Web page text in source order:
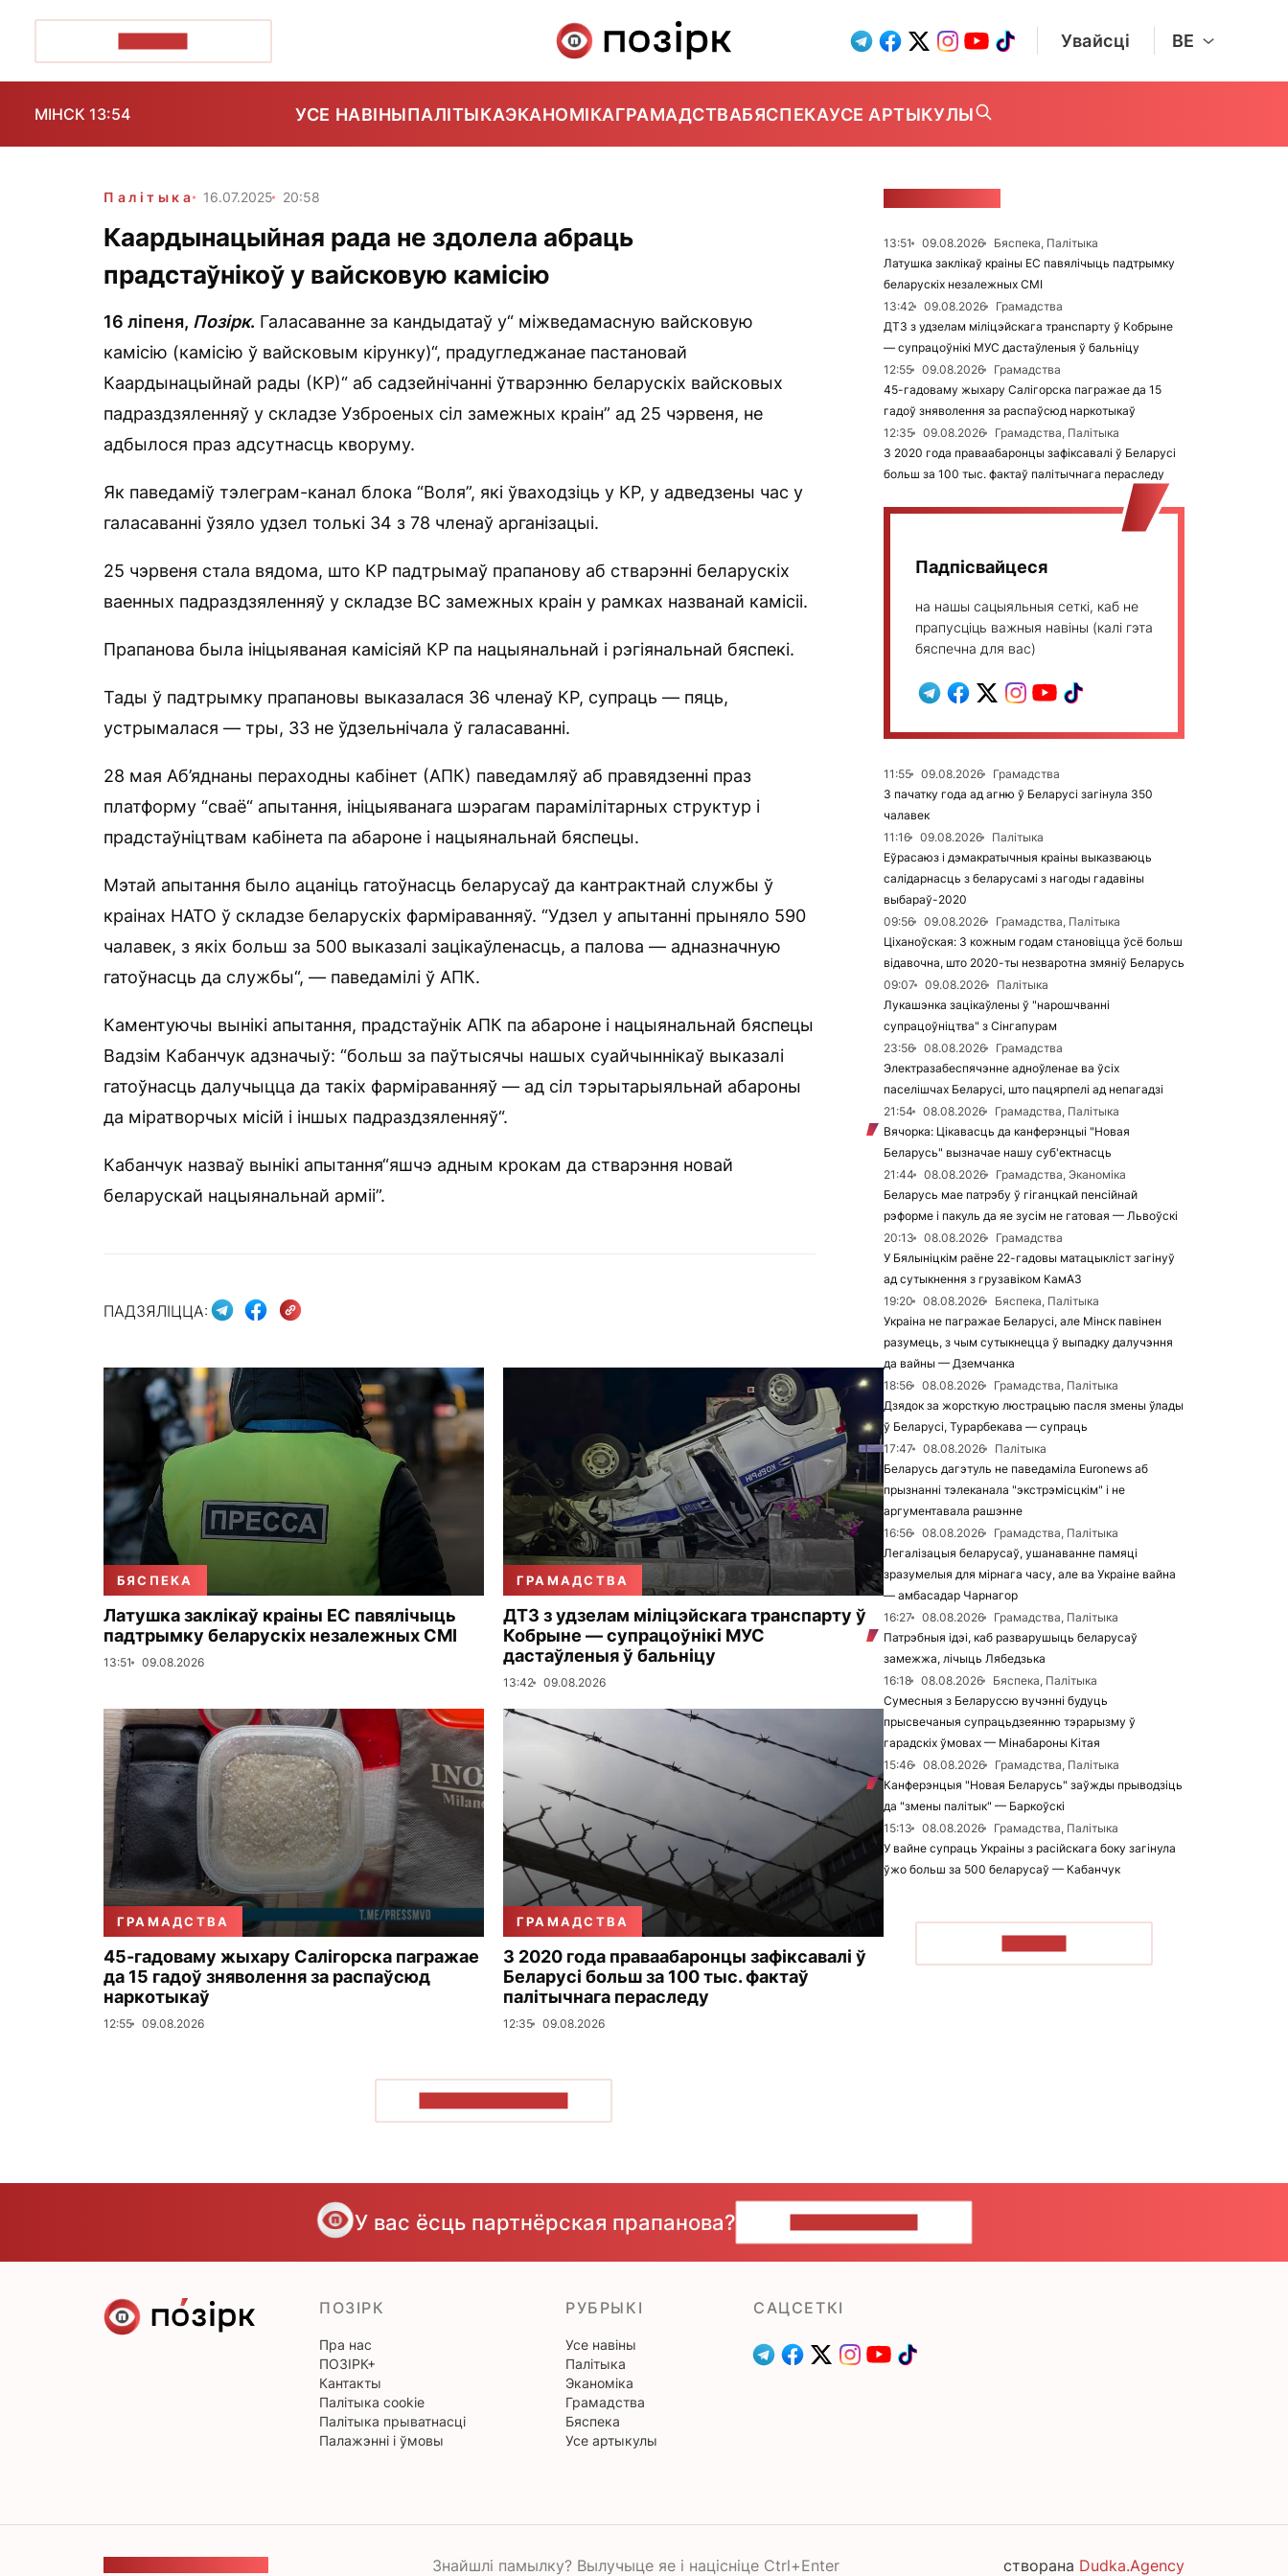
Увайсці BE
МІНСК 13:54 УСЕ НАВІНЫПАЛІТЫКАЭКАНОМІКАГРАМАДСТВАБЯСПЕКАУСЕ АРТЫКУЛЫ
Палітыка 16.07.2025 20:58
Каардынацыйная рада не здолела абраць
прадстаўнікоў у вайсковую камісію
16 ліпеня, Позірк. Галасаванне за кандыдатаў у“ міжведамасную вайсковую
камісію (камісію ў вайсковым кірунку)“, прадугледжанае пастановай
Каардынацыйнай рады (КР)“ аб садзейнічанні ўтварэнню беларускіх вайсковых
падраздзяленняў у складзе Узброеных сіл замежных краін” ад 25 чэрвеня, не
адбылося праз адсутнасць кворуму.
Як паведаміў тэлеграм-канал блока “Воля”, які ўваходзіць у КР, у адведзены час у
галасаванні ўзяло удзел толькі 34 з 78 членаў арганізацыі.
25 чэрвеня стала вядома, што КР падтрымаў прапанову аб стварэнні беларускіх
ваенных падраздзяленняў у складзе ВС замежных краін у рамках названай камісіі.
Прапанова была ініцыяваная камісіяй КР па нацыянальнай і рэгіянальнай бяспекі.
Тады ў падтрымку прапановы выказалася 36 членаў КР, супраць — пяць,
устрымалася — тры, 33 не ўдзельнічала ў галасаванні.
28 мая Аб’яднаны пераходны кабінет (АПК) паведамляў аб правядзенні праз
платформу “сваё“ апытання, ініцыяванага шэрагам парамілітарных структур і
прадстаўніцтвам кабінета па абароне і нацыянальнай бяспецы.
Мэтай апытання было ацаніць гатоўнасць беларусаў да кантрактнай службы ў
краінах НАТО ў складзе беларускіх фарміраванняў. “Удзел у апытанні прыняло 590
чалавек, з якіх больш за 500 выказалі зацікаўленасць, а палова — адназначную
гатоўнасць да службы“, — паведамілі ў АПК.
Каментуючы вынікі апытання, прадстаўнік АПК па абароне і нацыянальнай бяспецы
Вадзім Кабанчук адзначыў: “больш за паўтысячы нашых суайчыннікаў выказалі
гатоўнасць далучыцца да такіх фарміраванняў — ад сіл тэрытарыяльнай абароны
да міратворчых місій і іншых падраздзяленняў“.
Кабанчук назваў вынікі апытання“яшчэ адным крокам да стварэння новай
беларускай нацыянальнай арміі”.
ПАДЗЯЛІЦЦА:
БЯСПЕКА
Латушка заклікаў краіны ЕС павялічыць
падтрымку беларускіх незалежных СМІ
13:51 09.08.2026
ГРАМАДСТВА
ДТЗ з удзелам міліцэйскага транспарту ў
Кобрыне — супрацоўнікі МУС
дастаўленыя ў бальніцу
13:42 09.08.2026
ГРАМАДСТВА
45-гадоваму жыхару Салігорска пагражае
да 15 гадоў зняволення за распаўсюд
наркотыкаў
12:55 09.08.2026
ГРАМАДСТВА
З 2020 года праваабаронцы зафіксавалі ў
Беларусі больш за 100 тыс. фактаў
палітычнага пераследу
12:35 09.08.2026
13:51 09.08.2026
Бяспека, Палітыка
Латушка заклікаў краіны ЕС павялічыць падтрымку
беларускіх незалежных СМІ
13:42
09.08.2026
Грамадства
ДТЗ з удзелам міліцэйскага транспарту ў Кобрыне
— супрацоўнікі МУС дастаўленыя ў бальніцу
12:55
09.08.2026
Грамадства
45-гадоваму жыхару Салігорска пагражае да 15
гадоў зняволення за распаўсюд наркотыкаў
12:35
09.08.2026
Грамадства, Палітыка
З 2020 года праваабаронцы зафіксавалі ў Беларусі
больш за 100 тыс. фактаў палітычнага пераследу
Падпісвайцеся
на нашы сацыяльныя сеткі, каб не
прапусціць важныя навіны (калі гэта
бяспечна для вас)
11:55 09.08.2026
Грамадства
З пачатку года ад агню ў Беларусі загінула 350
чалавек
11:16
09.08.2026
Палітыка
Еўрасаюз і дэмакратычныя краіны выказваюць
салідарнасць з беларусамі з нагоды гадавіны
выбараў-2020
09:56
09.08.2026
Грамадства, Палітыка
Ціханоўская: З кожным годам становіцца ўсё больш
відавочна, што 2020-ты незваротна змяніў Беларусь
09:07
09.08.2026
Палітыка
Лукашэнка зацікаўлены ў "нарошчванні
супрацоўніцтва" з Сінгапурам
23:56
08.08.2026
Грамадства
Электразабеспячэнне адноўленае ва ўсіх
паселішчах Беларусі, што пацярпелі ад непагадзі
21:54
08.08.2026
Грамадства, Палітыка
Вячорка: Цікавасць да канферэнцыі "Новая
Беларусь" вызначае нашу суб'ектнасць
21:44
08.08.2026
Грамадства, Эканоміка
Беларусь мае патрэбу ў гіганцкай пенсійнай
рэформе і пакуль да яе зусім не гатовая — Львоўскі
20:13
08.08.2026
Грамадства
У Бялыніцкім раёне 22-гадовы матацыкліст загінуў
ад сутыкнення з грузавіком КамАЗ
19:20
08.08.2026
Бяспека, Палітыка
Украіна не пагражае Беларусі, але Мінск павінен
разумець, з чым сутыкнецца ў выпадку далучэння
да вайны — Дземчанка
18:56
08.08.2026
Грамадства, Палітыка
Дзядок за жорсткую люстрацыю пасля змены ўлады
ў Беларусі, Турарбекава — супраць
17:47
08.08.2026
Палітыка
Беларусь дагэтуль не паведаміла Euronews аб
прызнанні тэлеканала "экстрэмісцкім" і не
аргументавала рашэнне
16:56
08.08.2026
Грамадства, Палітыка
Легалізацыя беларусаў, ушанаванне памяці
зразумелыя для мірнага часу, але ва Украіне вайна
— амбасадар Чарнагор
16:27
08.08.2026
Грамадства, Палітыка
Патрэбныя ідэі, каб разварушыць беларусаў
замежжа, лічыць Лябедзька
16:18
08.08.2026
Бяспека, Палітыка
Сумесныя з Беларуссю вучэнні будуць
прысвечаныя супрацьдзеянню тэрарызму ў
гарадскіх ўмовах — Мінабароны Кітая
15:46
08.08.2026
Грамадства, Палітыка
Канферэнцыя "Новая Беларусь" заўжды прыводзіць
да "змены палітык" — Баркоўскі
15:13
08.08.2026
Грамадства, Палітыка
У вайне супраць Украіны з расійскага боку загінула
ўжо больш за 500 беларусаў — Кабанчук
У вас ёсць партнёрская прапанова?
ПОЗІРК
Пра нас
ПОЗІРК+
Кантакты
Палітыка cookie
Палітыка прыватнасці
Палажэнні і ўмовы
РУБРЫКІ
Усе навіны
Палітыка
Эканоміка
Грамадства
Бяспека
Усе артыкулы
САЦСЕТКІ
Знайшлі памылку? Вылучыце яе і націсніце Ctrl+Enter створана Dudka.Agency